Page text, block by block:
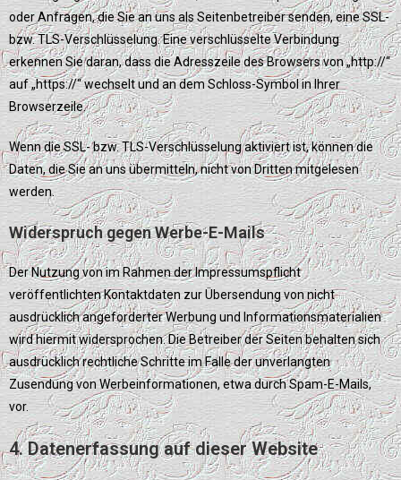
oder Anfragen, die Sie an uns als Seitenbetreiber senden, eine SSL-
bzw. TLS-Verschlüsselung. Eine verschlüsselte Verbindung
erkennen Sie daran, dass die Adresszeile des Browsers von „http://“
auf „https://“ wechselt und an dem Schloss-Symbol in Ihrer
Browserzeile.
Wenn die SSL- bzw. TLS-Verschlüsselung aktiviert ist, können die
Daten, die Sie an uns übermitteln, nicht von Dritten mitgelesen
werden.
Widerspruch gegen Werbe-E-Mails
Der Nutzung von im Rahmen der Impressumspflicht
veröffentlichten Kontaktdaten zur Übersendung von nicht
ausdrücklich angeforderter Werbung und Informationsmaterialien
wird hiermit widersprochen. Die Betreiber der Seiten behalten sich
ausdrücklich rechtliche Schritte im Falle der unverlangten
Zusendung von Werbeinformationen, etwa durch Spam-E-Mails,
vor.
4. Datenerfassung auf dieser Website